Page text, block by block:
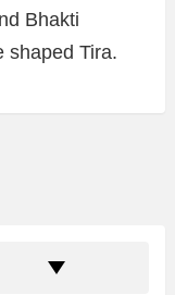
Bhakti
shaped Tira.